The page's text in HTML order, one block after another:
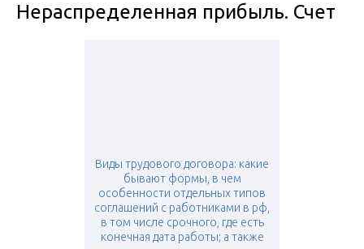
Нераспределенная прибыль. Счет
Виды трудового договора: какие
бывают формы, в чем
особенности отдельных типов
соглашений с работниками в рф,
в том числе срочного, где есть
конечная дата работы; а также